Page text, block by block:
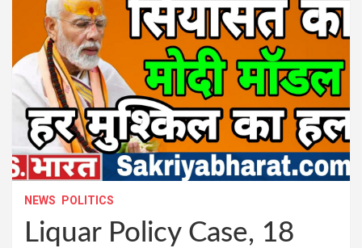
NEWS POLITICS
Liquar Policy Case, 18